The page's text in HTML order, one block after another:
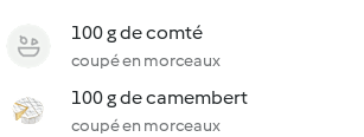
100 g de comté
coupé en morceaux
100 g de camembert
coupé en morceaux